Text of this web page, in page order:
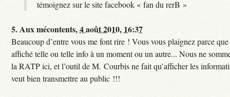
témoignez sur le site facebook « fan du rerB »
5.Aux mécontents,4 août 2010, 16:37
Beaucoup d’entre vous me font rire ! Vous vous plaignez parce que
affiché telle ou telle info à un moment ou un autre... Nous ne
la RATP ici, et l’outil de M. Courbis ne fait qu’afficher les
veut bien transmettre au public !!!